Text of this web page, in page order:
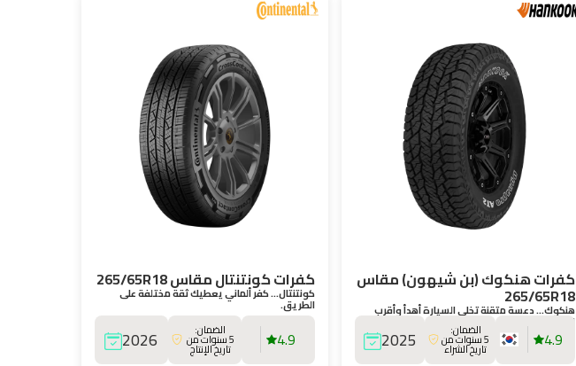
كفرات هنكوك (بن شيهون) مقاس
265/65R18
هنكوك… دعسة متقنة تخلي السيارة أهدأ وأقرب
للطريق.
4.9 الضمان:
5 سنوات من
تاريخ الشراء 2025
كفرات كونتنتال مقاس 265/65R18
كونتنتال… كفر ألماني يعطيك ثقة مختلفة على
الطريق.
4.9 الضمان:
5 سنوات من
تاريخ الإنتاج 2026